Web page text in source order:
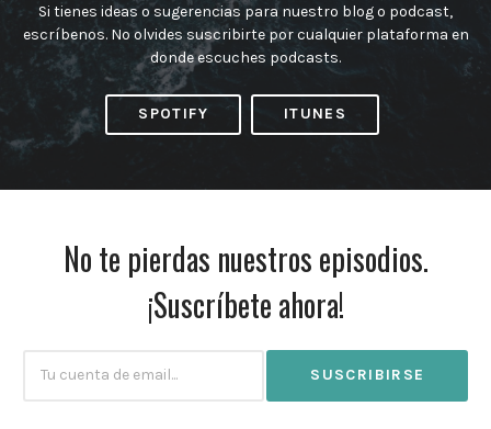
Si tienes ideas o sugerencias para nuestro blog o podcast,
escríbenos. No olvides suscribirte por cualquier plataforma en
donde escuches podcasts.
SPOTIFY ITUNES
No te pierdas nuestros episodios.
¡Suscríbete ahora!
Email